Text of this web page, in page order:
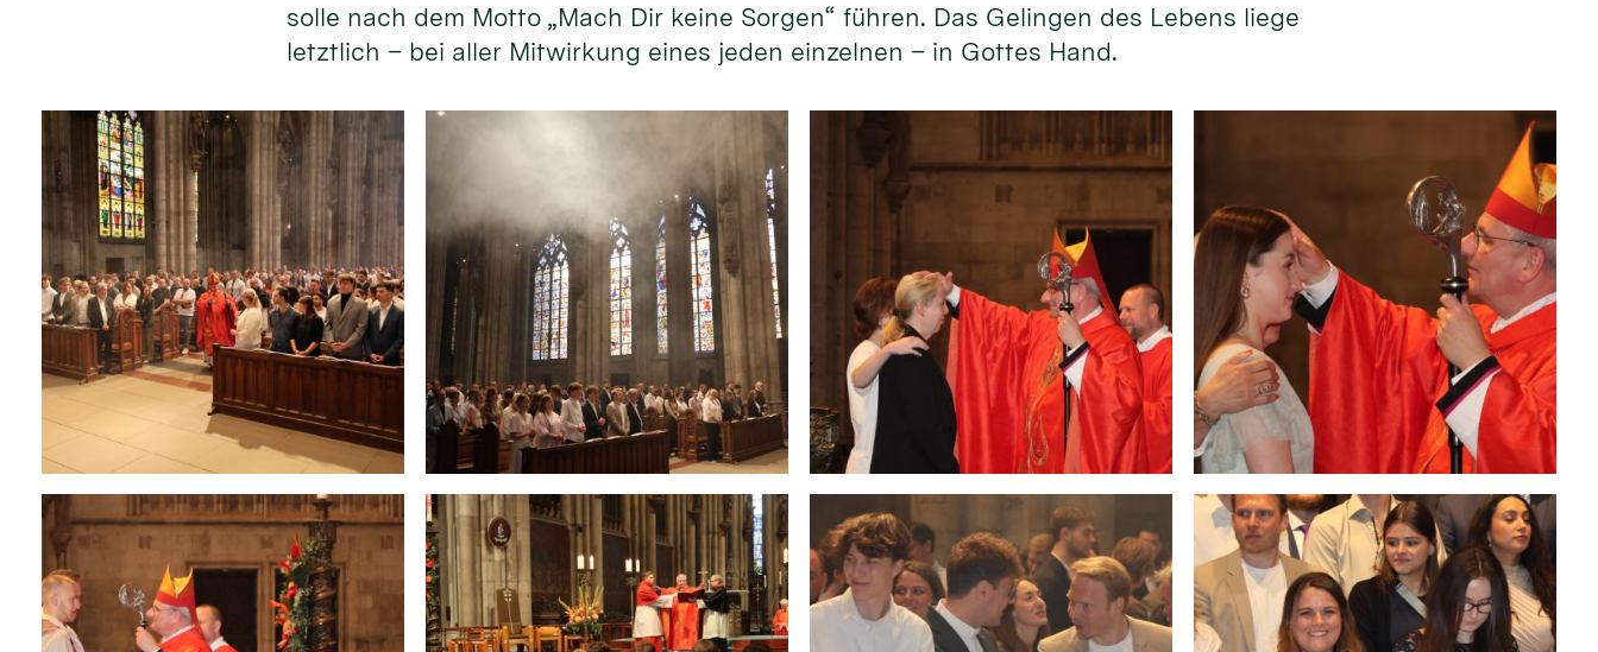
solle nach dem Motto „Mach Dir keine Sorgen“ führen. Das Gelingen des Lebens liege
letztlich – bei aller Mitwirkung eines jeden einzelnen – in Gottes Hand.